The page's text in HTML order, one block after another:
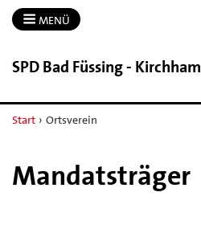
MENÜ
SPD Bad Füssing -​ Kirchham
Start › Ortsverein
Mandatsträger